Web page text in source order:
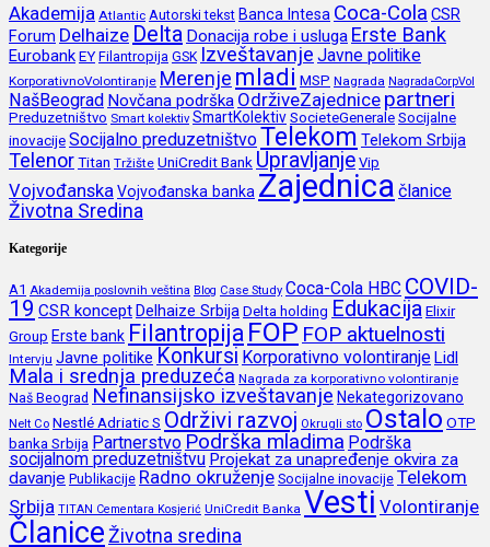
Akademija Atlantic Autorski tekst Banca Intesa Coca-Cola CSR
Forum Delhaize Delta Donacija robe i usluga Erste Bank
EurobankEY Filantropija GSK Izveštavanje Javne politike
KorporativnoVolontiranje Merenje mladi MSP Nagrada NagradaCorpVol
NašBeograd Novčana podrška OdrživeZajednice partneri
Preduzetništvo Smart kolektiv SmartKolektivSocieteGeneraleSocijalne
inovacijeSocijalno preduzetništvoTelekom Telekom Srbija
TelenorTitan Tržište UniCredit Bank Upravljanje Vip
VojvođanskaVojvođanska banka Zajednica članice
Životna Sredina
Kategorije
A1 Akademija poslovnih veština Blog Case Study Coca-Cola HBC COVID-
19 CSR konceptDelhaize Srbija Delta holding Edukacija Elixir
Group Erste bank Filantropija FOP FOP aktuelnosti
Intervju Javne politike Konkursi Korporativno volontiranjeLidl
Mala i srednja preduzeća Nagrada za korporativno volontiranje
Naš Beograd Nefinansijsko izveštavanje Nekategorizovano
Nelt Co Nestlé Adriatic S Održivi razvoj Okrugli sto Ostalo OTP
banka Srbija Partnerstvo Podrška mladima Podrška
socijalnom preduzetništvu Projekat za unapređenje okvira za
davanje Publikacije Radno okruženje Socijalne inovacije Telekom
Srbija TITAN Cementara Kosjerić UniCredit Banka Vesti Volontiranje
Članice Životna sredina